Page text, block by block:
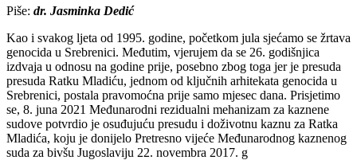
Piše: dr. Jasminka Dedić
Kao i svakog ljeta od 1995. godine, početkom jula sjećamo se žrtava
genocida u Srebrenici. Međutim, vjerujem da se 26. godišnjica
izdvaja u odnosu na godine prije, posebno zbog toga jer je presuda
presuda Ratku Mladiću, jednom od ključnih arhitekata genocida u
Srebrenici, postala pravomoćna prije samo mjesec dana. Prisjetimo
se, 8. juna 2021 Međunarodni rezidualni mehanizam za kaznene
sudove potvrdio je osuđujuću presudu i doživotnu kaznu za Ratka
Mladića, koju je donijelo Pretresno vijeće Međunarodnog kaznenog
suda za bivšu Jugoslaviju 22. novembra 2017. g